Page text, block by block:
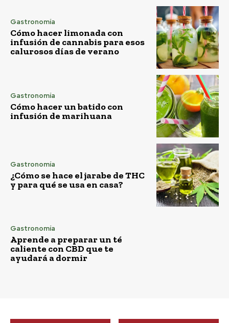
Gastronomía
Cómo hacer limonada con
infusión de cannabis para esos
calurosos días de verano
Gastronomía
Cómo hacer un batido con
infusión de marihuana
Gastronomía
¿Cómo se hace el jarabe de THC
y para qué se usa en casa?
Gastronomía
Aprende a preparar un té
caliente con CBD que te
ayudará a dormir